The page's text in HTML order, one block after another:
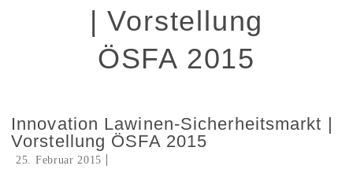
| Vorstellung
ÖSFA 2015
Innovation Lawinen-Sicherheitsmarkt |
Vorstellung ÖSFA 2015
25. Februar 2015